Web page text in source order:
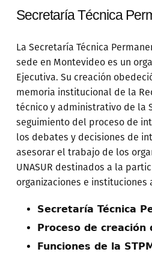
Secretaría Técnica
La Secretaría Técnica
sede en Montevideo es un
Ejecutiva. Su creación
memoria institucional de la
técnico y administrativo de la
seguimiento del proceso de
los debates y decisiones de
asesorar el trabajo de los
UNASUR destinados a la
organizaciones e
Secretaría Técnica
Proceso de creación
Funciones de la